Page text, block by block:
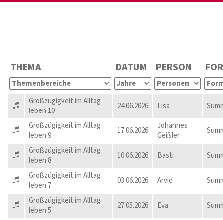
THEMA DATUM PERSON
Großzügigkeit im Alltag
leben 10
24.06.2026 Lisa
Großzügigkeit im Alltag
leben 9
17.06.2026
Johannes
Geißler
Großzügigkeit im Alltag
leben 8
10.06.2026 Basti
Großzügigkeit im Alltag
leben 7
03.06.2026 Arvid
Großzügigkeit im Alltag
leben 5
27.05.2026 Eva